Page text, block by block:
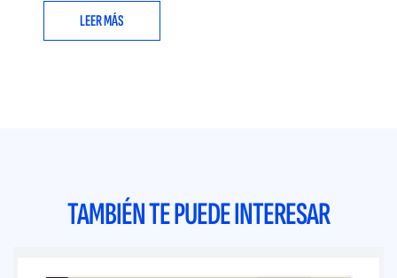
LEER MÁS
TAMBIÉN TE PUEDE INTERESAR